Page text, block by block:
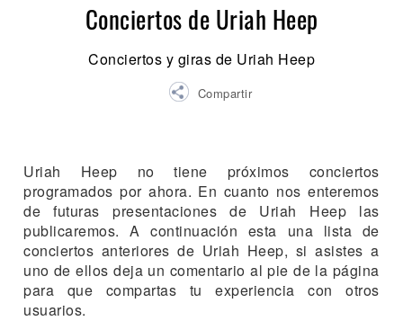
Conciertos de Uriah Heep
Conciertos y giras de Uriah Heep
Compartir
Uriah Heep no tiene próximos conciertos
programados por ahora. En cuanto nos enteremos
de futuras presentaciones de Uriah Heep las
publicaremos. A continuación esta una lista de
conciertos anteriores de Uriah Heep, si asistes a
uno de ellos deja un comentario al pie de la página
para que compartas tu experiencia con otros
usuarios.